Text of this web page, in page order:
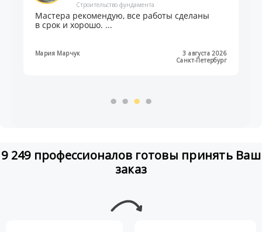
Строительство фундамента
Мастера рекомендую, все работы сделаны
в срок и хорошо. ...
Мария Марчук
3 августа 2026
Санкт-Петербург
9 249 профессионалов готовы принять Ваш
заказ